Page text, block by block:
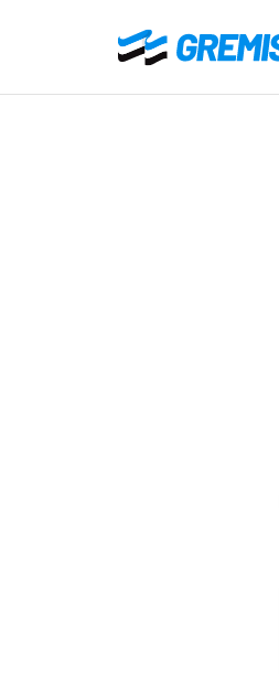
o
Gremistas